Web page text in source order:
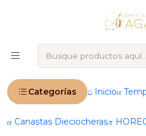
Categorías ⌂ Inicio𝛼
𝛼 Canastas Dieciocheras𝜋
IMPORTANTE: Ahora
Inicio Caja Tartaleta